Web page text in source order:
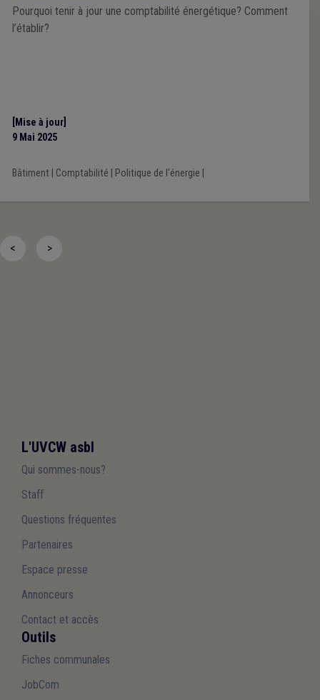
Pourquoi tenir à jour une comptabilité énergétique? Comment
l’établir?
[Mise à jour]
9 Mai 2025
Bâtiment| Comptabilité Politique de l'énergie
< >
L'UVCW asbl
Qui sommes-nous?
Staff
Questions fréquentes
Partenaires
Espace presse
Annonceurs
Contact et accès
Outils
Fiches communales
JobCom